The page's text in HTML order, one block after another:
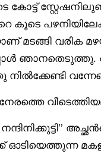
കോട്ട്
കൂടെ
മടങ്ങി വരിക
ഞാനതെടുത്തു.
ഓടിയെത്തുന്ന